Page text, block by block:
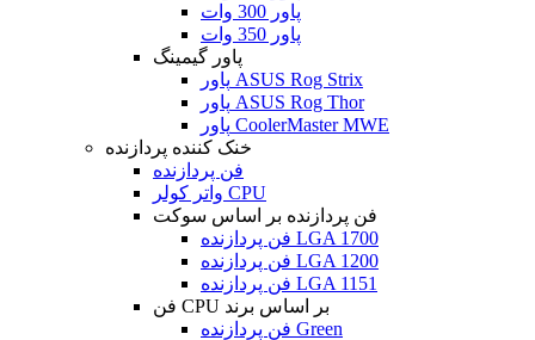
پاور 300 وات
پاور 350 وات
پاور گیمینگ
پاور ASUS Rog Strix
پاور ASUS Rog Thor
پاور CoolerMaster MWE
خنک کننده پردازنده
فن پردازنده
واتر کولر CPU
فن پردازنده بر اساس سوکت
فن پردازنده LGA 1700
فن پردازنده LGA 1200
فن پردازنده LGA 1151
فن CPU بر اساس برند
فن پردازنده Green